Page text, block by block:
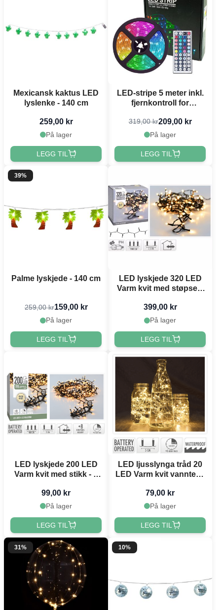
Mexicansk kaktus LED
lyslenke - 140 cm
259,00 kr
På lager
LEGG TIL
LED-stripe 5 meter inkl.
fjernkontroll for
319,00 kr209,00 kr
På lager
LEGG TIL
39%
Palme lyskjede - 140 cm
259,00 kr159,00 kr
På lager
LEGG TIL
LED lyskjede 320 LED
Varm kvit med støpsel -
399,00 kr
På lager
LEGG TIL
LED lyskjede 200 LED
Varm kvit med stikk - 4
99,00 kr
På lager
LEGG TIL
LED ljusslynga tråd 20
LED Varm kvit vanntett -
79,00 kr
På lager
LEGG TIL
31% 10%